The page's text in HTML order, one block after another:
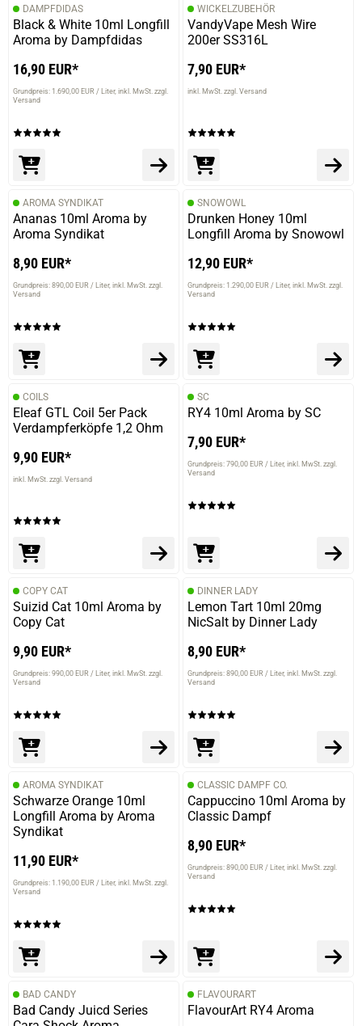
DAMPFDIDAS
Black & White 10ml Longfill
Aroma by Dampfdidas
16,90 EUR*
Grundpreis: 1.690,00 EUR / Liter inkl. MwSt. zzgl.
Versand
WICKELZUBEHÖR
VandyVape Mesh Wire
200er SS316L
7,90 EUR*
inkl. MwSt. zzgl. Versand
AROMA SYNDIKAT
Ananas 10ml Aroma by
Aroma Syndikat
8,90 EUR*
Grundpreis: 890,00 EUR / Liter inkl. MwSt. zzgl.
Versand
SNOWOWL
Drunken Honey 10ml
Longfill Aroma by Snowowl
12,90 EUR*
Grundpreis: 1.290,00 EUR / Liter inkl. MwSt. zzgl.
Versand
COILS
Eleaf GTL Coil 5er Pack
Verdampferköpfe 1,2 Ohm
9,90 EUR*
inkl. MwSt. zzgl. Versand
SC
RY4 10ml Aroma by SC
7,90 EUR*
Grundpreis: 790,00 EUR / Liter inkl. MwSt. zzgl.
Versand
COPY CAT
Suizid Cat 10ml Aroma by
Copy Cat
9,90 EUR*
Grundpreis: 990,00 EUR / Liter inkl. MwSt. zzgl.
Versand
DINNER LADY
Lemon Tart 10ml 20mg
NicSalt by Dinner Lady
8,90 EUR*
Grundpreis: 890,00 EUR / Liter inkl. MwSt. zzgl.
Versand
AROMA SYNDIKAT
Schwarze Orange 10ml
Longfill Aroma by Aroma
Syndikat
11,90 EUR*
Grundpreis: 1.190,00 EUR / Liter inkl. MwSt. zzgl.
Versand
CLASSIC DAMPF CO.
Cappuccino 10ml Aroma by
Classic Dampf
8,90 EUR*
Grundpreis: 890,00 EUR / Liter inkl. MwSt. zzgl.
Versand
BAD CANDY
Bad Candy Juicd Series
FLAVOURART
FlavourArt RY4 Aroma